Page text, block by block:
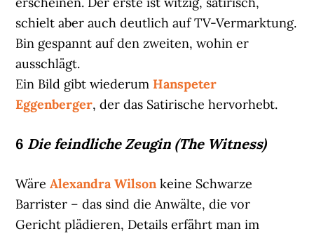
schielt aber auch deutlich auf TV-Vermarktung.
Bin gespannt auf den zweiten, wohin er
ausschlägt.
Ein Bild gibt wiederum Hanspeter
Eggenberger, der das Satirische hervorhebt.
6 Die feindliche Zeugin (The Witness)
WäreAlexandra Wilson keine Schwarze
Barrister – das sind die Anwälte, die vor
Gericht plädieren, Details erfährt man im